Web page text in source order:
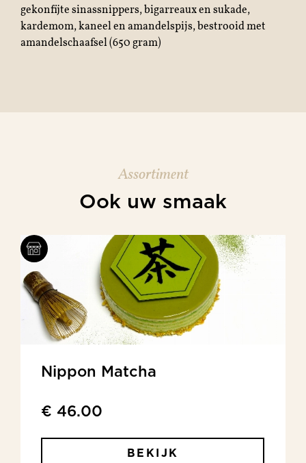
gekonfijte sinassnippers, bigarreaux en sukade,
kardemom, kaneel en amandelspijs, bestrooid met
amandelschaafsel (650 gram)
Assortiment
Ook uw smaak
Nippon Matcha
€ 46.00
BEKIJK